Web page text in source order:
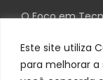
Este site utiliza
para melhorar a
O Foco em
através dos